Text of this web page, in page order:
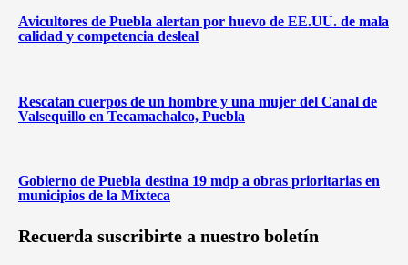
Avicultores de Puebla alertan por huevo de EE.UU. de mala
calidad y competencia desleal
Rescatan cuerpos de un hombre y una mujer del Canal de
Valsequillo en Tecamachalco, Puebla
Gobierno de Puebla destina 19 mdp a obras prioritarias en
municipios de la Mixteca
Recuerda suscribirte a nuestro boletín